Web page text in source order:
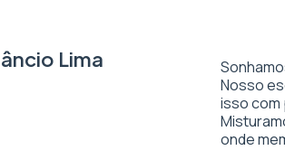
Lima
Nosso
isso com
onde